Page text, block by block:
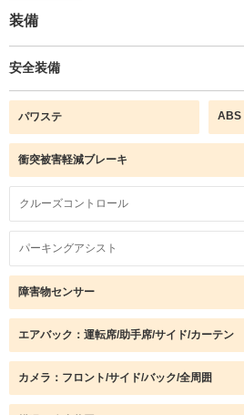
装備
安全装備
パワステ ABS
衝突被害軽減ブレーキ
クルーズコントロール
パーキングアシスト
障害物センサー
エアバック：運転席/助手席/サイド/カーテン
カメラ：フロント/サイド/バック/全周囲